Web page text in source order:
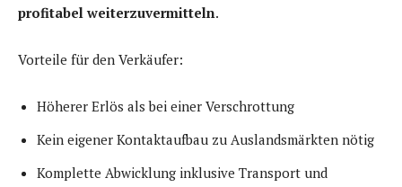
profitabel weiterzuvermitteln.
Vorteile für den Verkäufer:
Höherer Erlös als bei einer Verschrottung
Kein eigener Kontaktaufbau zu Auslandsmärkten nötig
Komplette Abwicklung inklusive Transport und